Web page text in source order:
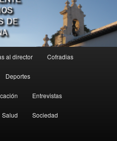
al director Cofradias
Deportes
Entrevistas
Salud Sociedad